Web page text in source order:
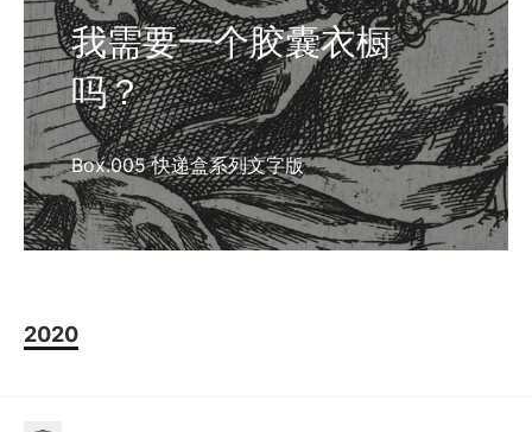
我需要一个胶囊衣橱
吗？
Box.005 快递盒系列文字版
2020